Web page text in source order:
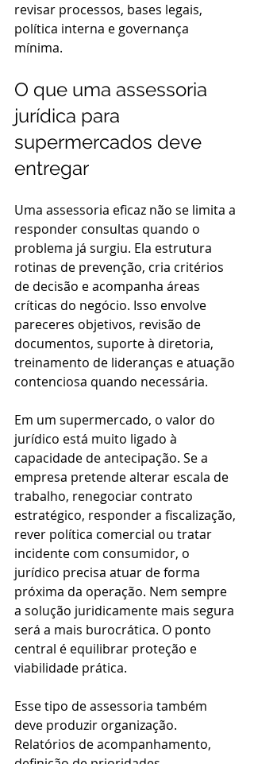
revisar processos, bases legais,
política interna e governança
mínima.
O que uma assessoria
jurídica para
supermercados deve
entregar
Uma assessoria eficaz não se limita a
responder consultas quando o
problema já surgiu. Ela estrutura
rotinas de prevenção, cria critérios
de decisão e acompanha áreas
críticas do negócio. Isso envolve
pareceres objetivos, revisão de
documentos, suporte à diretoria,
treinamento de lideranças e atuação
contenciosa quando necessária.
Em um supermercado, o valor do
jurídico está muito ligado à
capacidade de antecipação. Se a
empresa pretende alterar escala de
trabalho, renegociar contrato
estratégico, responder a fiscalização,
rever política comercial ou tratar
incidente com consumidor, o
jurídico precisa atuar de forma
próxima da operação. Nem sempre
a solução juridicamente mais segura
será a mais burocrática. O ponto
central é equilibrar proteção e
viabilidade prática.
Esse tipo de assessoria também
deve produzir organização.
Relatórios de acompanhamento,